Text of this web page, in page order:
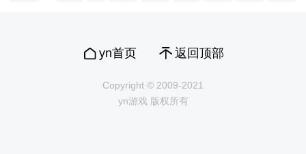
yn首页 返回顶部
Copyright © 2009-2021
yn游戏 版权所有